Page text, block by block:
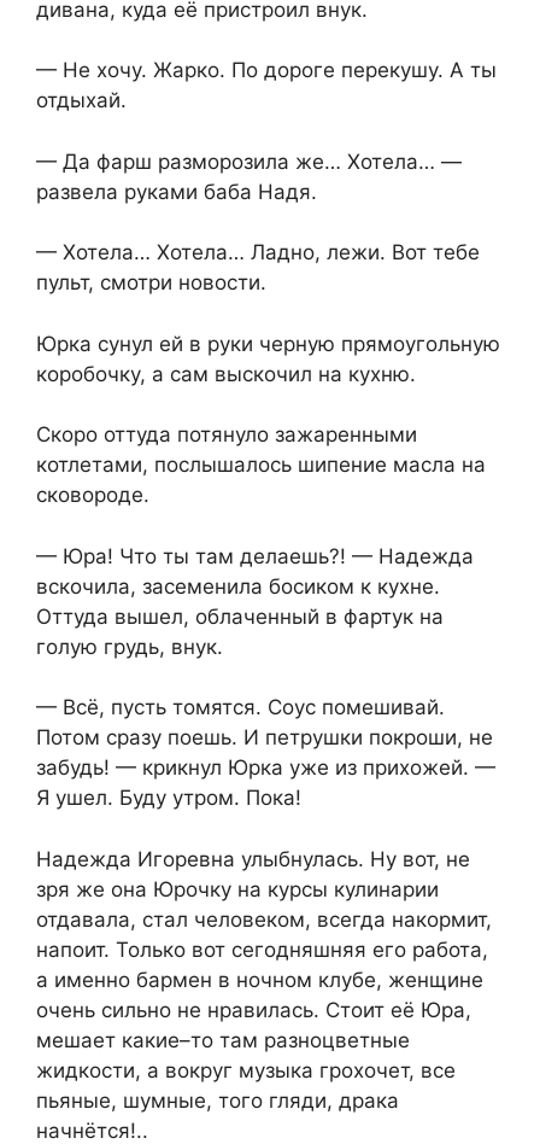
дивана, куда её пристроил внук.
— Не хочу. Жарко. По дороге перекушу. А ты
отдыхай.
— Да фарш разморозила же… Хотела… —
развела руками баба Надя.
— Хотела… Хотела… Ладно, лежи. Вот тебе
пульт, смотри новости.
Юрка сунул ей в руки черную прямоугольную
коробочку, а сам выскочил на кухню.
Скоро оттуда потянуло зажаренными
котлетами, послышалось шипение масла на
сковороде.
— Юра! Что ты там делаешь?! — Надежда
вскочила, засеменила босиком к кухне.
Оттуда вышел, облаченный в фартук на
голую грудь, внук.
— Всё, пусть томятся. Соус помешивай.
Потом сразу поешь. И петрушки покроши, не
забудь! — крикнул Юрка уже из прихожей. —
Я ушел. Буду утром. Пока!
Надежда Игоревна улыбнулась. Ну вот, не
зря же она Юрочку на курсы кулинарии
отдавала, стал человеком, всегда накормит,
напоит. Только вот сегодняшняя его работа,
а именно бармен в ночном клубе, женщине
очень сильно не нравилась. Стоит её Юра,
мешает какие–то там разноцветные
жидкости, а вокруг музыка грохочет, все
пьяные, шумные, того гляди, драка
начнётся!..